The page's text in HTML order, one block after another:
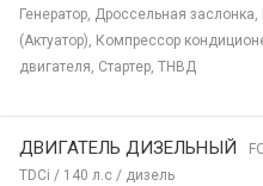
Генератор, Дроссельная заслонка,
(Актуатор), Компрессор
двигателя, Стартер, ТНВД
ДВИГАТЕЛЬ ДИЗЕЛЬНЫЙ
TDCi / 140 л.с / дизель